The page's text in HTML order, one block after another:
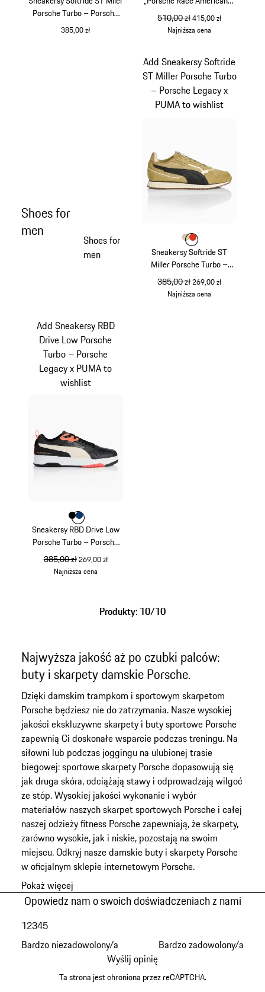
Porsche Turbo – Porsche
Legacy x PUMA
385,00 zł
– Porsche Legacy x PUMA
cena pierwotna
510,00 złcena sprzedaży
415,00 zł
Najniższa cena
Shoes for
men
Shoes for
men
Sneakersy Softride ST
Miller Porsche Turbo –
Porsche Legacy x PUMA
cena pierwotna
385,00 złcena sprzedaży
269,00 zł
Najniższa cena
Add Sneakersy Softride
ST Miller Porsche Turbo
– Porsche Legacy x
PUMA to wishlist
Kolor
KolorKolor
Sneakersy RBD Drive Low
Porsche Turbo – Porsche
Legacy x PUMA
cena pierwotna
385,00 złcena sprzedaży
269,00 zł
Najniższa cena
Add Sneakersy RBD
Drive Low Porsche
Turbo – Porsche
Legacy x PUMA to
wishlist
Kolor
KolorKolor
Produkty: 10/10
Najwyższa jakość aż po czubki palców:
buty i skarpety damskie Porsche.
Dzięki damskim trampkom i sportowym skarpetom
Porsche będziesz nie do zatrzymania. Nasze wysokiej
jakości ekskluzywne skarpety i buty sportowe Porsche
zapewnią Ci doskonałe wsparcie podczas treningu. Na
siłowni lub podczas joggingu na ulubionej trasie
biegowej: sportowe skarpety Porsche dopasowują się
jak druga skóra, odciążają stawy i odprowadzają wilgoć
ze stóp. Wysokiej jakości wykonanie i wybór
materiałów naszych skarpet sportowych Porsche i całej
naszej odzieży fitness Porsche zapewniają, że skarpety,
zarówno wysokie, jak i niskie, pozostają na swoim
miejscu. Odkryj nasze damskie buty i skarpety Porsche
w oficjalnym sklepie internetowym Porsche.
Pokaż więcej
Opowiedz nam o swoich doświadczeniach z nami
Bardzo niezadowolony/a
12345
Bardzo zadowolony/a
Wyślij opinię
Ta strona jest chroniona przez reCAPTCHA.